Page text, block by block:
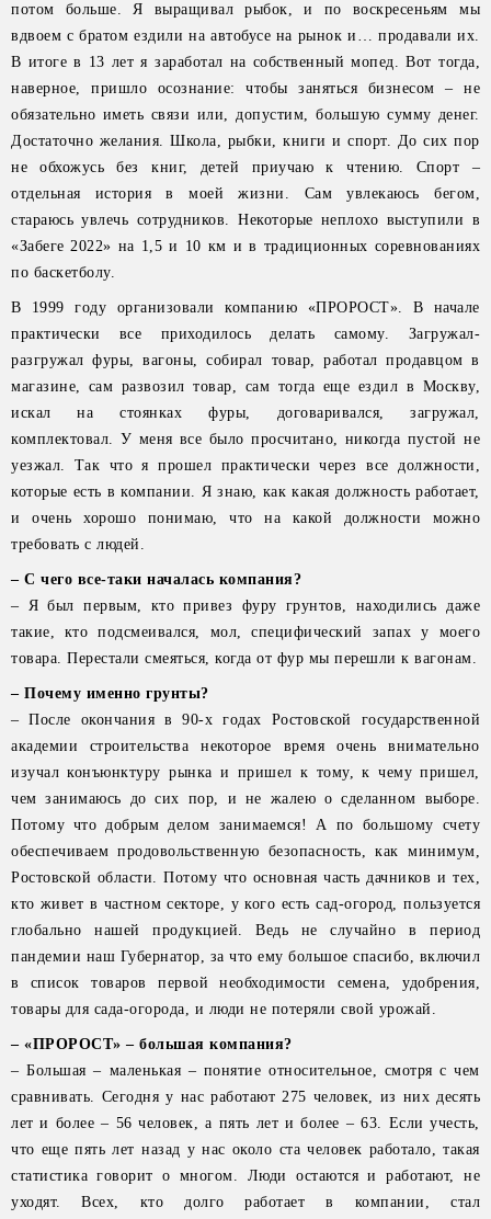
потом больше. Я выращивал рыбок, и по воскресеньям мы
вдвоем с братом ездили на автобусе на рынок и… продавали их.
В итоге в 13 лет я заработал на собственный мопед. Вот тогда,
наверное, пришло осознание: чтобы заняться бизнесом – не
обязательно иметь связи или, допустим, большую сумму денег.
Достаточно желания. Школа, рыбки, книги и спорт. До сих пор
не обхожусь без книг, детей приучаю к чтению. Спорт –
отдельная история в моей жизни. Сам увлекаюсь бегом,
стараюсь увлечь сотрудников. Некоторые неплохо выступили в
«Забеге 2022» на 1,5 и 10 км и в традиционных соревнованиях
по баскетболу.
В 1999 году организовали компанию «ПРОРОСТ». В начале
практически все приходилось делать самому. Загружал-
разгружал фуры, вагоны, собирал товар, работал продавцом в
магазине, сам развозил товар, сам тогда еще ездил в Москву,
искал на стоянках фуры, договаривался, загружал,
комплектовал. У меня все было просчитано, никогда пустой не
уезжал. Так что я прошел практически через все должности,
которые есть в компании. Я знаю, как какая должность работает,
и очень хорошо понимаю, что на какой должности можно
требовать с людей.
– С чего все-таки началась компания?
– Я был первым, кто привез фуру грунтов, находились даже
такие, кто подсмеивался, мол, специфический запах у моего
товара. Перестали смеяться, когда от фур мы перешли к вагонам.
– Почему именно грунты?
– После окончания в 90-х годах Ростовской государственной
академии строительства некоторое время очень внимательно
изучал конъюнктуру рынка и пришел к тому, к чему пришел,
чем занимаюсь до сих пор, и не жалею о сделанном выборе.
Потому что добрым делом занимаемся! А по большому счету
обеспечиваем продовольственную безопасность, как минимум,
Ростовской области. Потому что основная часть дачников и тех,
кто живет в частном секторе, у кого есть сад-огород, пользуется
глобально нашей продукцией. Ведь не случайно в период
пандемии наш Губернатор, за что ему большое спасибо, включил
в список товаров первой необходимости семена, удобрения,
товары для сада-огорода, и люди не потеряли свой урожай.
– «ПРОРОСТ» – большая компания?
– Большая – маленькая – понятие относительное, смотря с чем
сравнивать. Сегодня у нас работают 275 человек, из них десять
лет и более – 56 человек, а пять лет и более – 63. Если учесть,
что еще пять лет назад у нас около ста человек работало, такая
статистика говорит о многом. Люди остаются и работают, не
уходят. Всех, кто долго работает в компании, стал